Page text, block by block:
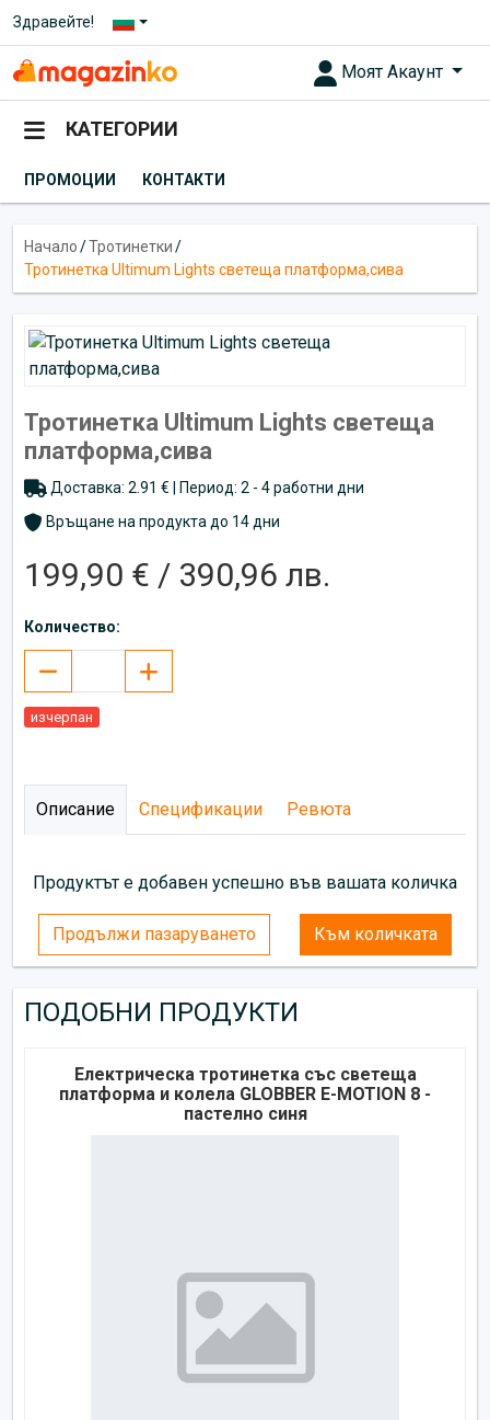
Здравейте!
Моят Акаунт
КАТЕГОРИИ
ПРОМОЦИИ КОНТАКТИ
Начало/Тротинетки/
Тротинетка Ultimum Lights светеща платформа,сива
Тротинетка Ultimum Lights светеща
платформа,сива
Доставка: 2.91 € | Период: 2 - 4 работни дни
Връщане на продукта до 14 дни
199,90 € / 390,96 лв.
Количество:
изчерпан
Описание Спецификации Ревюта
Продуктът е добавен успешно във вашата количка
Продължи пазаруването Към количката
ПОДОБНИ ПРОДУКТИ
Електрическа тротинетка със светеща
платформа и колела GLOBBER E-MOTION 8 -
пастелно синя